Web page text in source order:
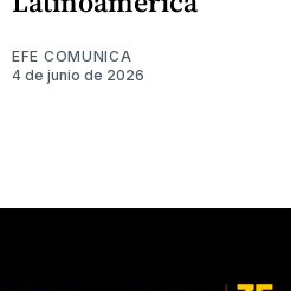
EFE COMUNICA
4 de junio de 2026